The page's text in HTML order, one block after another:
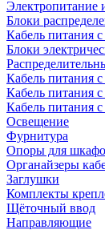
Электропитание
Блоки
Кабель питания
Блоки
Кабель питания
Кабель питания
Кабель питания
Освещение
Фурнитура
Опоры для
Органайзеры
Заглушки
Комплекты
Щёточный ввод
Направляющие